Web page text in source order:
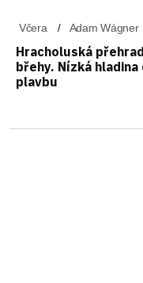
Včera Adam Wágner
Hracholuská
břehy. Nízká
plavbu